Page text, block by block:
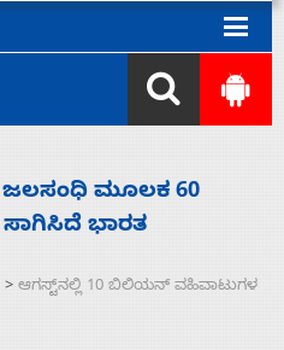
ಸದನ ನಡೆಸಲು
> ಆಗಸ್ಟ್‌ನಲ್ಲಿ 10 ಬಿಲಿಯನ್ ವಹಿವಾಟುಗಳ